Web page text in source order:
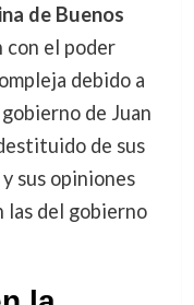
de Buenos
con el poder
debido a
de Juan
de sus
sus opiniones
las del gobierno